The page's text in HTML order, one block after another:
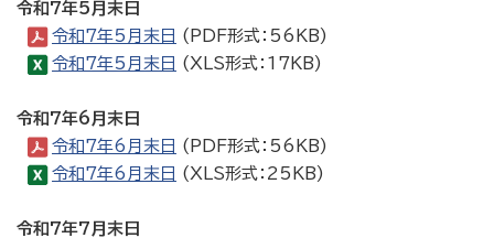
令和7年5月末日
令和7年5月末日 (PDF形式：56KB)
令和7年5月末日 (XLS形式：17KB)
令和7年6月末日
令和7年6月末日 (PDF形式：56KB)
令和7年6月末日 (XLS形式：25KB)
令和7年7月末日